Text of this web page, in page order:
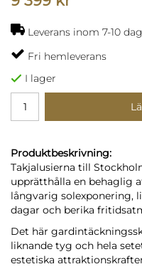
Leverans inom 7-10
Fri hemleverans
I lager
Produktbeskrivning:
Takjalusierna till
upprätthålla en behaglig
långvarig solexponering,
dagar och berika
Det här
liknande tyg och hela
estetiska